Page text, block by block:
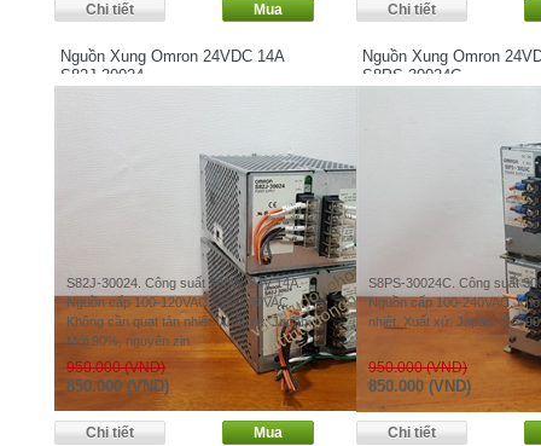
Nguồn Xung Omron 24VDC 14A
S82J-30024
S82J-30024. Công suất 300W, 24V 14A.
Nguồn cấp 100-120VAC /200-230VAC.
Không cần quạt tản nhiệt. Xuất xứ: Japan.
Mới 90%, nguyên zin.
950.000 (VND)
850.000 (VND)
Nguồn Xung Omron
S8PS-30024C
S8PS-30024C. Công suất
Nguồn cấp 100-240VAC.
nhiệt. Xuất xứ: Japan. Mới
950.000 (VND)
850.000 (VND)